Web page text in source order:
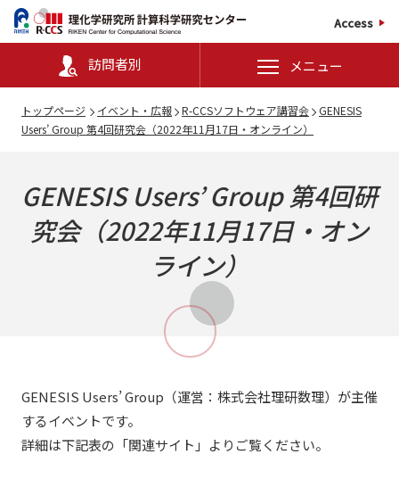
Access
訪問者別 メニュー
トップページ イベント・広報 R-CCSソフトウェア講習会
GENESIS
Users’ Group 第4回研究会（2022年11月17日・オンライン）
GENESIS Users’ Group第4回研
究会（2022年11月17日・オン
ライン）
GENESIS Users’ Group（運営：株式会社理研数理）が主催
するイベントです。
詳細は下記表の「関連サイト」よりご覧ください。